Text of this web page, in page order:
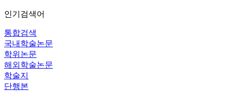
인기검색어
통합검색
국내학술논문
학위논문
해외학술논문
학술지
단행본